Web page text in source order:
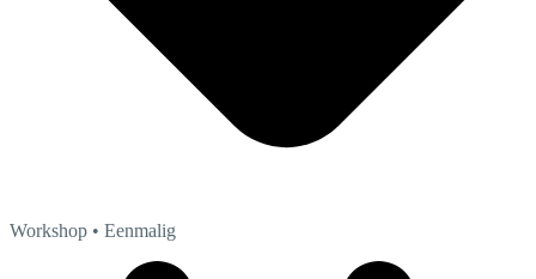
Workshop • Eenmalig